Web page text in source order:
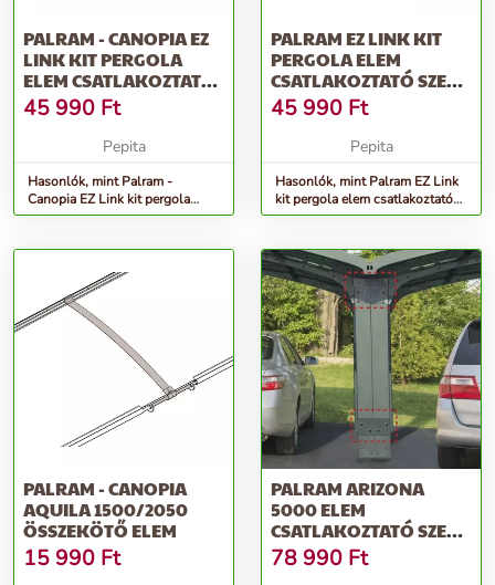
PALRAM - CANOPIA EZ
LINK KIT PERGOLA
ELEM CSATLAKOZTATÓ
SZETT (FEHÉR)
45 990 Ft
Pepita
Hasonlók, mint Palram -
Canopia EZ Link kit pergola
elem csatlakoztató szett (fehér)
PALRAM EZ LINK KIT
PERGOLA ELEM
CSATLAKOZTATÓ SZETT
(SZÜRKE)
45 990 Ft
Pepita
Hasonlók, mint Palram EZ Link
kit pergola elem csatlakoztató
szett (szürke)
PALRAM - CANOPIA
AQUILA 1500/2050
ÖSSZEKÖTŐ ELEM
15 990 Ft
PALRAM ARIZONA
5000 ELEM
CSATLAKOZTATÓ SZETT
- ARIZONA EZ LINK KIT
78 990 Ft